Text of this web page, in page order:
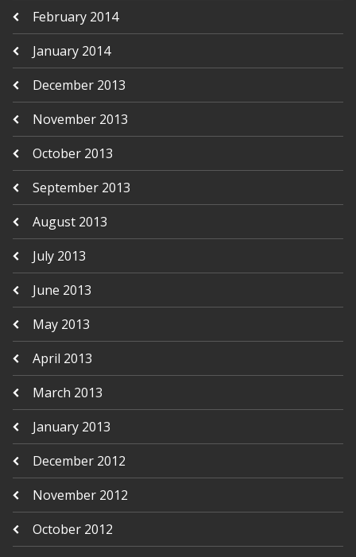
February 2014
January 2014
December 2013
November 2013
October 2013
September 2013
August 2013
July 2013
June 2013
May 2013
April 2013
March 2013
January 2013
December 2012
November 2012
October 2012